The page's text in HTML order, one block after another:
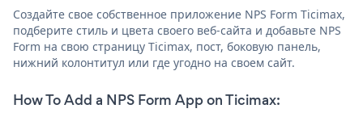
Создайте свое собственное приложение NPS Form Ticimax,
подберите стиль и цвета своего веб-сайта и добавьте NPS
Form на свою страницу Ticimax, пост, боковую панель,
нижний колонтитул или где угодно на своем сайт.
How To Add a NPS Form App on Ticimax: